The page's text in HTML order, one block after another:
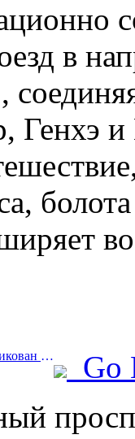
в
Генхэ
Prev:В провинции Гуандун опубликован план расширения мощностей сферы услуг для превращения Большого залива в туристический центр мирового класса.
Go